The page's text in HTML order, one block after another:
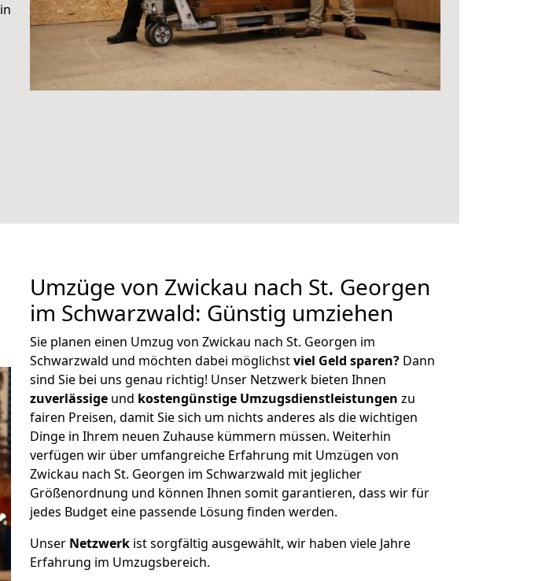
in
Umzüge von Zwickau nach St. Georgen
im Schwarzwald: Günstig umziehen
Sie planen einen Umzug von Zwickau nach St. Georgen im
Schwarzwald und möchten dabei möglichstviel Geld sparen? Dann
sind Sie bei uns genau richtig! Unser Netzwerk bieten Ihnen
zuverlässige und kostengünstige Umzugsdienstleistungen zu
fairen Preisen, damit Sie sich um nichts anderes als die wichtigen
Dinge in Ihrem neuen Zuhause kümmern müssen. Weiterhin
verfügen wir über umfangreiche Erfahrung mit Umzügen von
Zwickau nach St. Georgen im Schwarzwald mit jeglicher
Größenordnung und können Ihnen somit garantieren, dass wir für
jedes Budget eine passende Lösung finden werden.
Unser Netzwerk ist sorgfältig ausgewählt, wir haben viele Jahre
Erfahrung im Umzugsbereich.